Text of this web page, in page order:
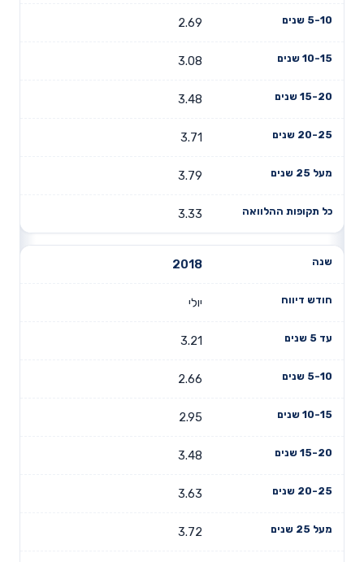
2.69
3.08
3.48
3.71
3.79
3.33
2018
יולי
3.21
2.66
2.95
3.48
3.63
3.72